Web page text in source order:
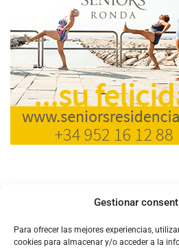
Gestionar
Para ofrecer las mejores experiencias,
cookies para almacenar y/o acceder a la